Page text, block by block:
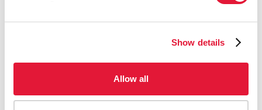
Show details
Allow all
estado serológico, el 90 % de las personas
antirretroviral continuada y el 90% de las personas que
reciben terapia antirretroviral tengan supresión viral) y
ha alcanzado el 95-95-95. En Esuatini, Lesotho y